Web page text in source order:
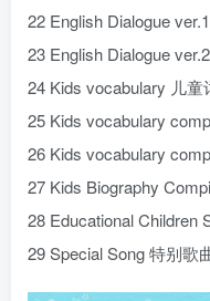
22 English Dialogue
23 English Dialogue
24 Kids vocabulary 儿童
25 Kids vocabulary
26 Kids vocabulary
27 Kids Biography
28 Educational Children
29 Special Song 特别歌